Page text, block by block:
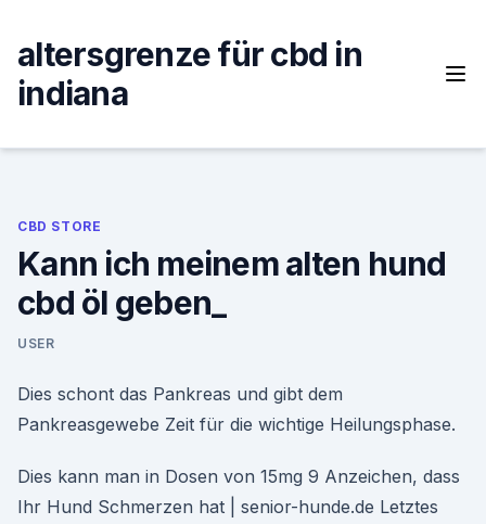
content
altersgrenze für cbd in
indiana
CBD STORE
Kann ich meinem alten hund
cbd öl geben_
USER
Dies schont das Pankreas und gibt dem
Pankreasgewebe Zeit für die wichtige Heilungsphase.
Dies kann man in Dosen von 15mg 9 Anzeichen, dass
Ihr Hund Schmerzen hat | senior-hunde.de Letztes